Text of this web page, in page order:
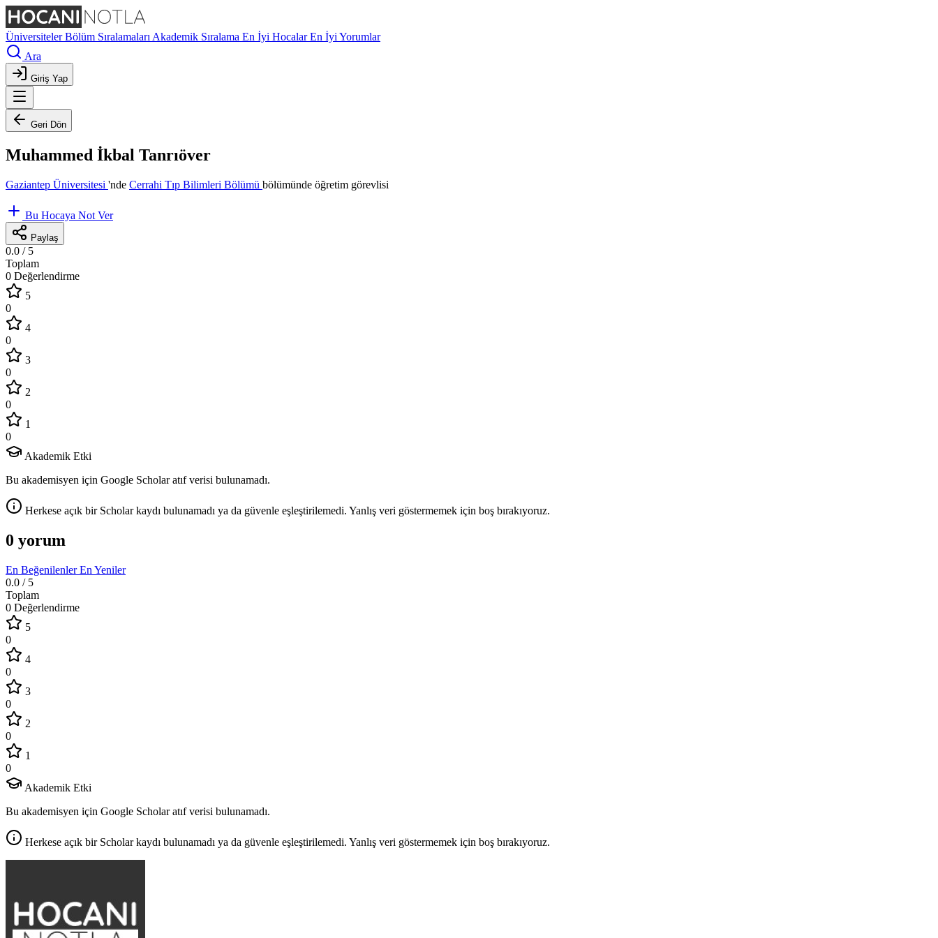
ÜniversitelerBölüm Sıralamaları Akademik Sıralama En İyi HocalarEn İyi Yorumlar
Ara
Giriş Yap
Geri Dön
Muhammed İkbal Tanrıöver
Gaziantep Üniversitesi 'nde Cerrahi Tıp Bilimleri Bölümü bölümünde öğretim görevlisi
Bu Hocaya Not Ver
Paylaş
0.0 / 5
Toplam
0 Değerlendirme
5
0
4
0
3
0
2
0
1
0
Akademik Etki
Bu akademisyen için Google Scholar atıf verisi bulunamadı.
Herkese açık bir Scholar kaydı bulunamadı ya da güvenle eşleştirilemedi. Yanlış veri göstermemek için boş bırakıyoruz.
0 yorum
En BeğenilenlerEn Yeniler
0.0 / 5
Toplam
0 Değerlendirme
5
0
4
0
3
0
2
0
1
0
Akademik Etki
Bu akademisyen için Google Scholar atıf verisi bulunamadı.
Herkese açık bir Scholar kaydı bulunamadı ya da güvenle eşleştirilemedi. Yanlış veri göstermemek için boş bırakıyoruz.